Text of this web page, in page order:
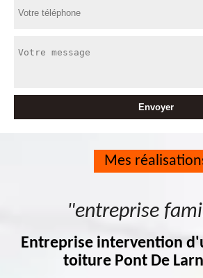
Mes
"entreprise
Entreprise intervention
toiture Pont De